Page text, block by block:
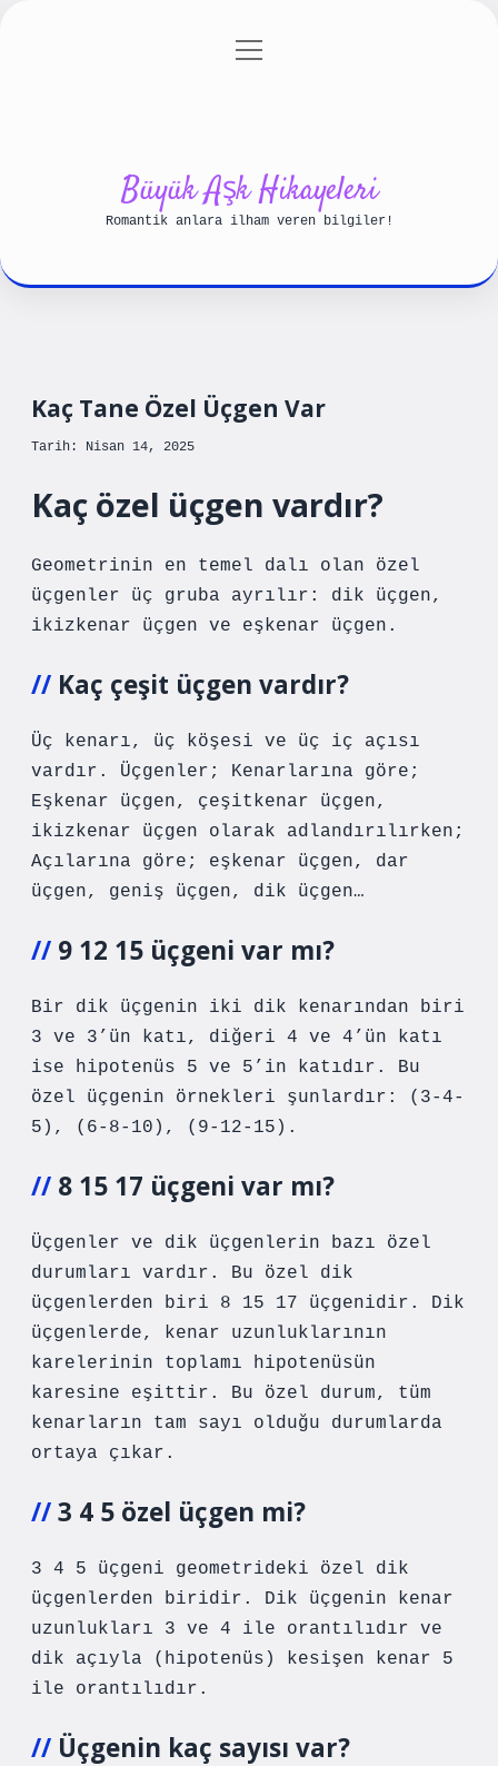
Gizlilik Politikası
menüyü
Büyük Aşk Hikayeleri
Romantik anlara ilham veren bilgiler!
Kaç Tane Özel Üçgen Var
Tarih: Nisan 14, 2025
Kaç özel üçgen vardır?
Geometrinin en temel dalı olan özel
üçgenler üç gruba ayrılır: dik üçgen,
ikizkenar üçgen ve eşkenar üçgen.
Kaç çeşit üçgen vardır?
Üç kenarı, üç köşesi ve üç iç açısı
vardır. Üçgenler; Kenarlarına göre;
Eşkenar üçgen, çeşitkenar üçgen,
ikizkenar üçgen olarak adlandırılırken;
Açılarına göre; eşkenar üçgen, dar
üçgen, geniş üçgen, dik üçgen…
9 12 15 üçgeni var mı?
Bir dik üçgenin iki dik kenarından biri
3 ve 3’ün katı, diğeri 4 ve 4’ün katı
ise hipotenüs 5 ve 5’in katıdır. Bu
özel üçgenin örnekleri şunlardır: (3-4-
5), (6-8-10), (9-12-15).
8 15 17 üçgeni var mı?
Üçgenler ve dik üçgenlerin bazı özel
durumları vardır. Bu özel dik
üçgenlerden biri 8 15 17 üçgenidir. Dik
üçgenlerde, kenar uzunluklarının
karelerinin toplamı hipotenüsün
karesine eşittir. Bu özel durum, tüm
kenarların tam sayı olduğu durumlarda
ortaya çıkar.
3 4 5 özel üçgen mi?
3 4 5 üçgeni geometrideki özel dik
üçgenlerden biridir. Dik üçgenin kenar
uzunlukları 3 ve 4 ile orantılıdır ve
dik açıyla (hipotenüs) kesişen kenar 5
ile orantılıdır.
Üçgenin kaç sayısı var?